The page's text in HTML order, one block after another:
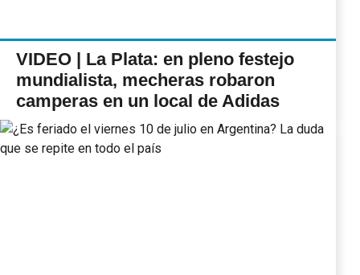
VIDEO | La Plata: en pleno festejo
mundialista, mecheras robaron
camperas en un local de Adidas